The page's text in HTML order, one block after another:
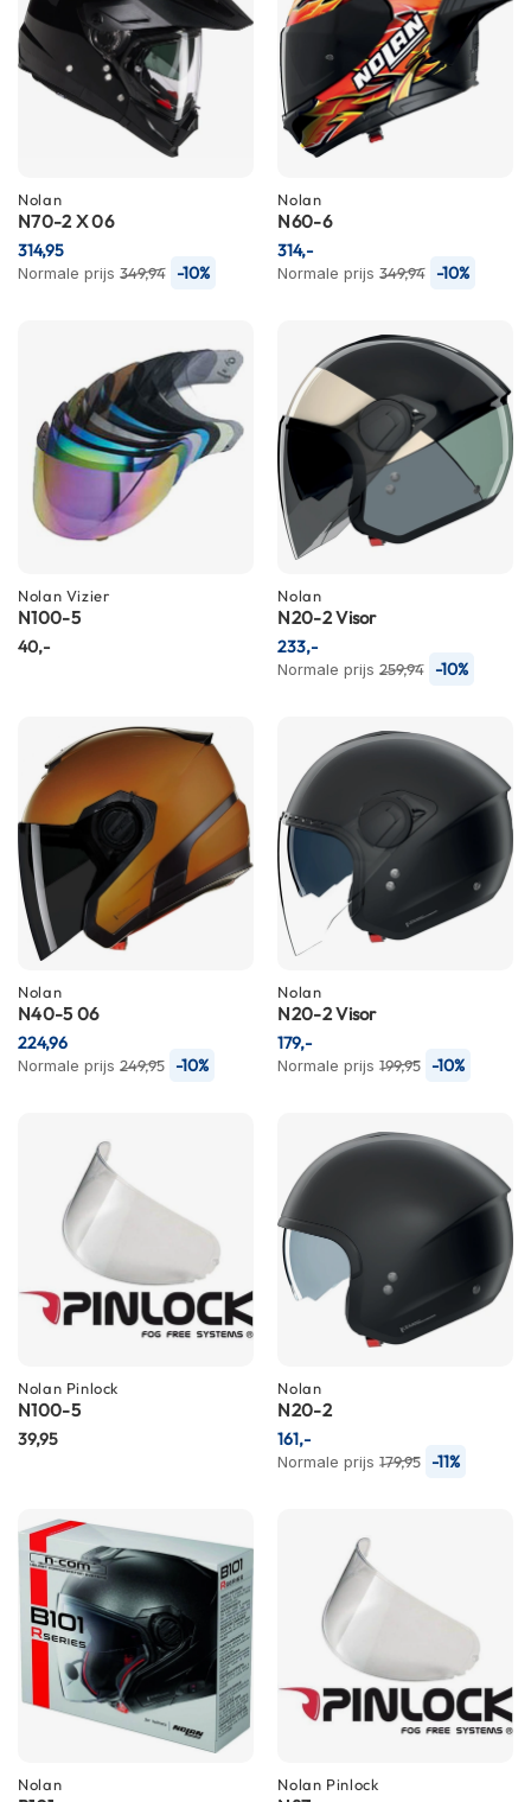
R
e
t
l
m
n
e
m
o
t
o
r
l
m
e
p
b
a
c
k
h
e
l
m
e
n
H
e
e
n
D
s
m
o
o
r
l
n
Nolan
N70-2 X 06
Normale prijs 349,94 -10%
314,95
Nolan
N60-6
Normale prijs 349,94 -10%
314,-
Nolan Vizier
N100-5
40,-
Nolan
N20-2 Visor
Normale prijs 259,94 -10%
233,-
Nolan
N40-5 06
Normale prijs 249,95 -10%
224,96
Nolan
N20-2 Visor
Normale prijs 199,95 -10%
179,-
Nolan Pinlock
N100-5
39,95
Nolan
N20-2
Normale prijs 179,95 -11%
161,-
Nolan Nolan Pinlock